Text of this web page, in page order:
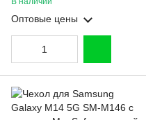
самсунг м14 пудровый gs1
Оптовые цены